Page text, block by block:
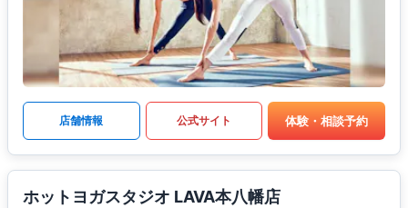
店舗情報 公式サイト 体験・相談予約
ホットヨガスタジオ LAVA本八幡店